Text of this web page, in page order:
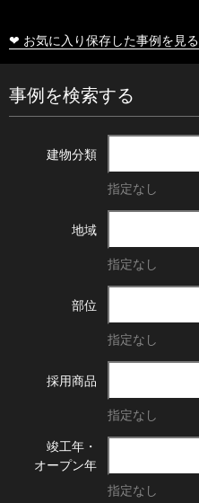
❤ お気に入り保存した事例を見る
事例を検索する
建物分類
指定なし
地域
指定なし
部位
指定なし
採用商品
指定なし
竣工年・
オープン年
指定なし